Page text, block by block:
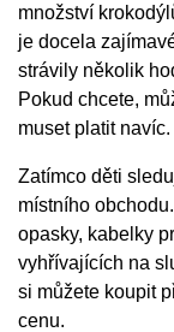
množství
je docela
strávily několik
Pokud chcete,
muset platit navíc.
Zatímco děti
místního
opasky, kabelky
vyhřívajících na
si můžete koupit
cenu.